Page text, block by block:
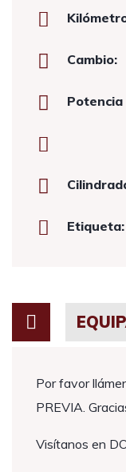
Cambio:
Potencia
Etiqueta:
Por favor
PREVIA.
Visítanos en